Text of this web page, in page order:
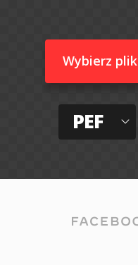
Wybierz
PEF